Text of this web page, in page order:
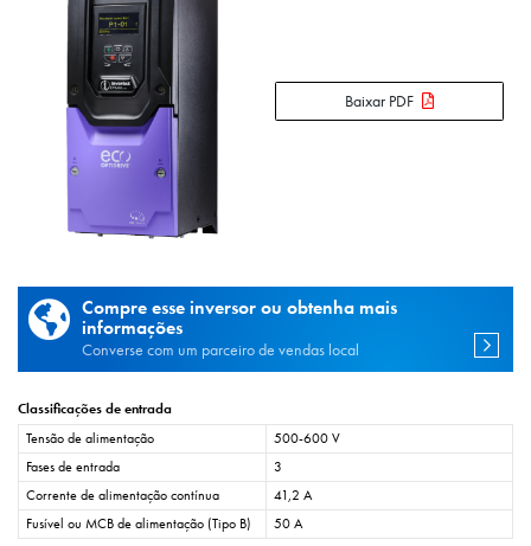
Baixar PDF
Compre esse inversor ou obtenha mais
informações
Converse com um parceiro de vendas local
Classificações de entrada
Tensão de alimentação
500-600 V
Fases de entrada
3
Corrente de alimentação contínua
41,2 A
Fusível ou MCB de alimentação (Tipo B)
50 A